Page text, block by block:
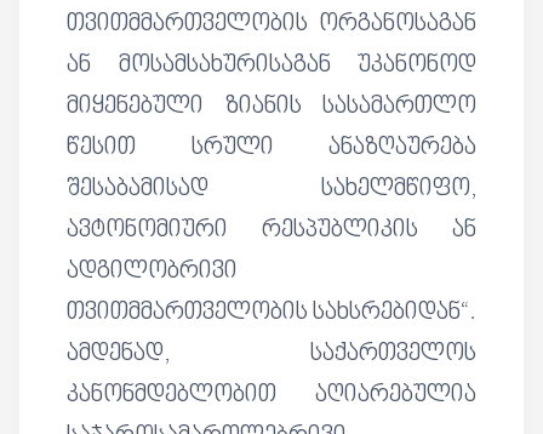
თვითმმართველობის ორგანოსაგან
ან მოსამსახურისაგან უკანონოდ
მიყენებული ზიანის სასამართლო
წესით სრული ანაზღაურება
შესაბამისად სახელმწიფო,
ავტონომიური რესპუბლიკის ან
ადგილობრივი
თვითმმართველობის სახსრებიდან“.
ამდენად, საქართველოს
კანონმდებლობით აღიარებულია